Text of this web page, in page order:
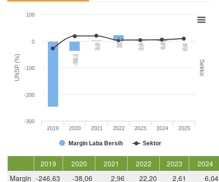
UNSP (%) Sektor
-38,1
3,0 22,2 2,6 6,0 0,6
Margin Laba Bersih Sektor
2019 2020 2021 2022 2023 2024 2025
-300
-200
-100
0
100
2019 2020 2021 2022 2023
2024
Margin -246,63 -38,06 2,96 22,20 2,61 6,04